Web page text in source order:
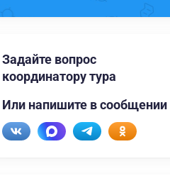
Задайте вопрос
координатору тура
Или напишите в сообщении